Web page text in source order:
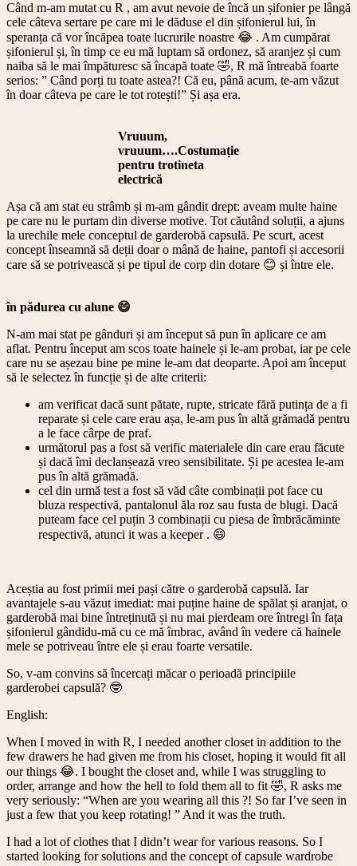
beginner
guide
Când m-am mutat cu R , am avut nevoie de încă un șifonier pe lângă
cele câteva sertare pe care mi le dăduse el din șifonierul lui, în
speranța că vor încăpea toate lucrurile noastre 😂 . Am cumpărat
șifonierul și, în timp ce eu mă luptam să ordonez, să aranjez și cum
naiba să le mai împăturesc să încapă toate 🤣, R mă întreabă foarte
serios: ” Când porți tu toate astea?! Că eu, până acum, te-am văzut
în doar câteva pe care le tot rotești!” Și așa era.
Vruuum,
vruuum….Costumație
pentru trotineta
electrică
Așa că am stat eu strâmb și m-am gândit drept: aveam multe haine
pe care nu le purtam din diverse motive. Tot căutând soluții, a ajuns
la urechile mele conceptul de garderobă capsulă. Pe scurt, acest
concept înseamnă să deții doar o mână de haine, pantofi și accesorii
care să se potrivească și pe tipul de corp din dotare 😊 și între ele.
în pădurea cu alune 😄
N-am mai stat pe gânduri și am început să pun în aplicare ce am
aflat. Pentru început am scos toate hainele și le-am probat, iar pe cele
care nu se așezau bine pe mine le-am dat deoparte. Apoi am început
să le selectez în funcție și de alte criterii:
am verificat dacă sunt pătate, rupte, stricate fără putința de a fi
reparate și cele care erau așa, le-am pus în altă grămadă pentru
a le face cârpe de praf.
următorul pas a fost să verific materialele din care erau făcute
și dacă îmi declanșează vreo sensibilitate. Și pe acestea le-am
pus în altă grămadă.
cel din urmă test a fost să văd câte combinații pot face cu
bluza respectivă, pantalonul ăla roz sau fusta de blugi. Dacă
puteam face cel puțin 3 combinații cu piesa de îmbrăcăminte
respectivă, atunci it was a keeper . 😄
Aceștia au fost primii mei pași către o garderobă capsulă. Iar
avantajele s-au văzut imediat: mai puține haine de spălat și aranjat, o
garderobă mai bine întreținută și nu mai pierdeam ore întregi în fața
șifonierul gândidu-mă cu ce mă îmbrac, având în vedere că hainele
mele se potriveau între ele și erau foarte versatile.
So, v-am convins să încercați măcar o perioadă principiile
garderobei capsulă? 🤓
English:
When I moved in with R, I needed another closet in addition to the
few drawers he had given me from his closet, hoping it would fit all
our things 😂. I bought the closet and, while I was struggling to
order, arrange and how the hell to fold them all to fit 🤣, R asks me
very seriously: “When are you wearing all this ?! So far I’ve seen in
just a few that you keep rotating! ” And it was the truth.
I had a lot of clothes that I didn’t wear for various reasons. So I
started looking for solutions and the concept of capsule wardrobe